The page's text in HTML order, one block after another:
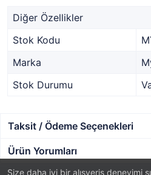
Size daha iyi bir alışveriş deneyimi
Diğer Özellikler
Stok Kodu
Marka
Stok Durumu
Taksit / Ödeme Seçenekleri
Ürün Yorumları